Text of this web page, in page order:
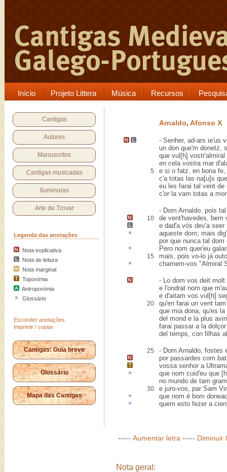
Início Projeto Littera Música Recursos
Cantigas
Autores
Manuscritos
Cantigas musicadas
Iluminuras
Arte de Trovar
Legenda das anotações
Nota explicativa
Nota de leitura
Nota marginal
Toponímia
Antroponímia
Glossário
Esconder anotações
Imprimir / copiar
Cantigas: Guia breve
Glossário
Mapa das Cantigas
Arnaldo, Afonso X
- Senher, ad-ars ie'us
un don que'm donetz,
que vul[h] vostr'almiral
en cela vostra mar
5
e si o fatz, en bona fe,
c'a totas las na[u]s
eu les farai tal vent de
c'or la vam totas a
- Dom Arnaldo, pois
10 de vent'havedes, bem
e dad'a vós dev'aseer
aqueste dom; mais
por que nunca tal dom
Pero nom quer'eu
15
mais, pois vo-lo já
chamem-vos "Almiral
- Lo dom vos deit molt
e l'ondrat nom que
e d'aitam vos vul[h]
20
qu'en farai un vent
que mia dona, qu'es la
del mond e la plus
farai passar a la dolçor
del temps, con filhas
25
- Dom Arnaldo, fostes
por passardes com
vossa senhor a
que nom cuid'eu que
no mundo de tam
30
e juro-vos, par Sam
que nom é bom
quem esto fezer a
----- Aumentar letra ----- Diminuir
Nota geral: